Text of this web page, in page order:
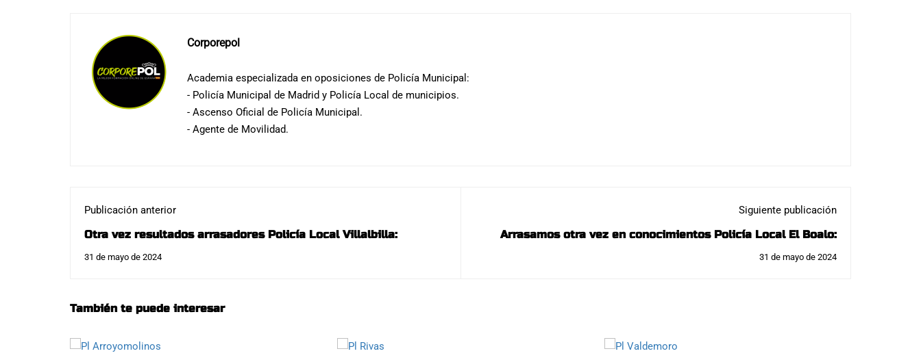
Corporepol
Academia especializada en oposiciones de Policía Municipal:
- Policía Municipal de Madrid y Policía Local de municipios.
- Ascenso Oficial de Policía Municipal.
- Agente de Movilidad.
Publicación anterior
Otra vez resultados arrasadores Policía Local Villalbilla:
31 de mayo de 2024
Siguiente publicación
Arrasamos otra vez en conocimientos Policía Local El Boalo:
31 de mayo de 2024
También te puede interesar